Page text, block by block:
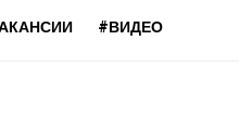
#ВИДЕО